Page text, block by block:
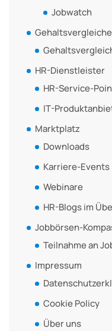
Jobwatch
Gehaltsvergleiche
HR-Dienstleister
HR-Service-
IT-
Marktplatz
Downloads
Karriere-Events
Webinare
HR-Blogs im
Jobbörsen-
Teilnahme an
Impressum
Cookie Policy
Über uns